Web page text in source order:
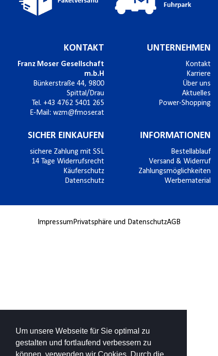
Um unsere Webseite für Sie optimal zu
gestalten und fortlaufend verbessern zu
KONTAKT
Franz Moser Gesellschaft
m.b.H
Bünkerstraße 44, 9800
Spittal/Drau
Tel. +43 4762 5401 265
E-Mail: wzm@fmoser.at
UNTERNEHMEN
Kontakt
Karriere
Über uns
Aktuelles
Power-Shopping
SICHER EINKAUFEN
sichere Zahlung mit SSL
14 Tage Widerrufsrecht
Käuferschutz
Datenschutz
INFORMATIONEN
Bestellablauf
Versand & Widerruf
Zahlungsmöglichkeiten
Werbematerial
ImpressumPrivatsphäre und DatenschutzAGB